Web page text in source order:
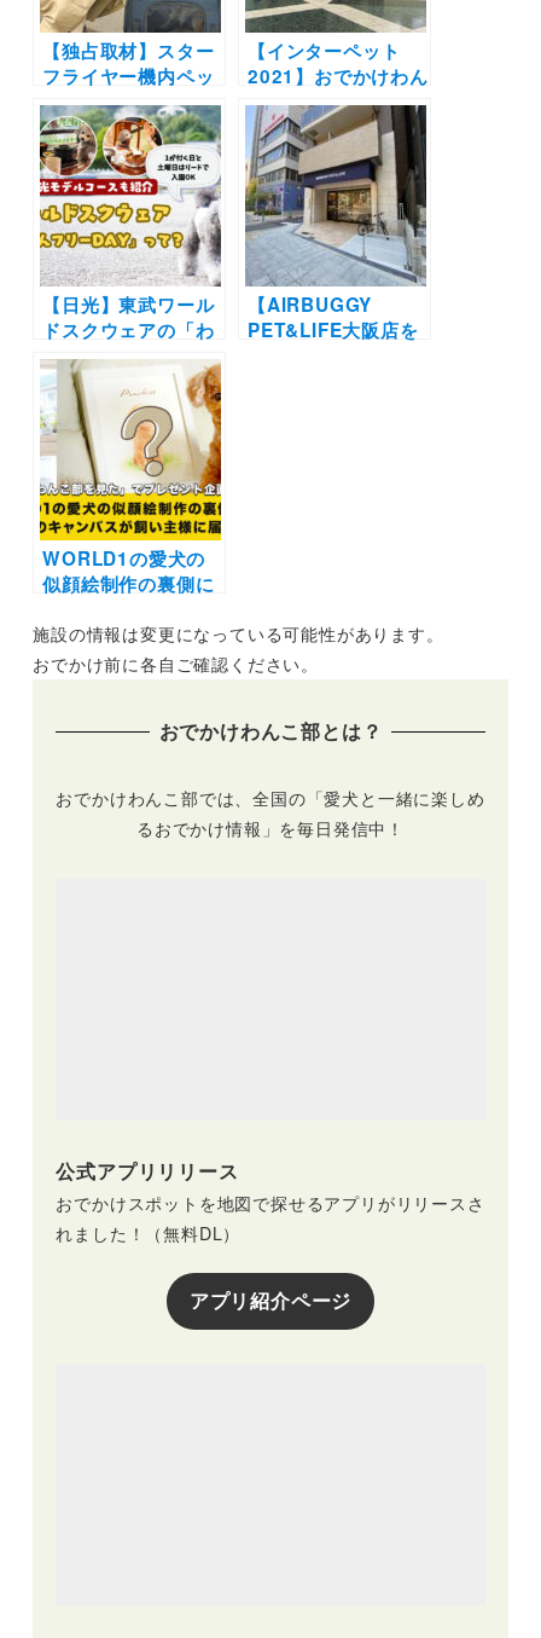
【独占取材】スター
フライヤー機内ペッ
ト同伴検証フライト
二回目に密着！手続
きの流れは？「まず
はうちから始めて航
空業界が変われば」
担当者インタビュー
も
【インターペット
2021】おでかけわん
こ部が注目したブー
ス６選！ | わんこと
乗れる自転車や新発
売のお散歩記録サー
ビスなど画像付きで
ご紹介！
【日光】東武ワール
ドスクウェアの「わ
んちゃんフリー
DAY」を愛犬と満喫
してきたよ！ペット
可の周辺観光施設も
たっぷり紹介
【AIRBUGGY
PET&LIFE大阪店を
WORLD1の愛犬の
似顔絵制作の裏側に
い出の保管庫』作家
さんの想いを取材し
様に届くまで〜
施設の情報は変更になっている可能性があります。
おでかけ前に各自ご確認ください。
おでかけわんこ部とは？
おでかけわんこ部では、全国の「愛犬と一緒に楽しめ
るおでかけ情報」を毎日発信中！
公式アプリリリース
おでかけスポットを地図で探せるアプリがリリースさ
れました！（無料DL）
アプリ紹介ページ